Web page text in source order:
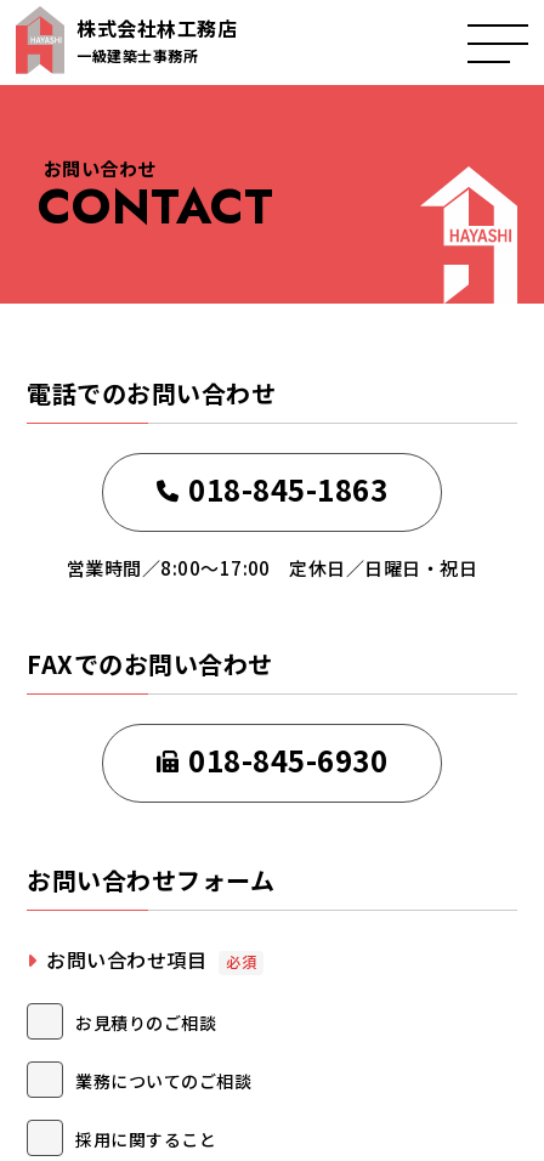
株式会社林工務店
一級建築士事務所
事業紹介
採用情報
お問い合わせ
個人情報保護方針
株式会社林工務店
秋田県秋田市土崎港南一丁目14番37号
お問い合わせ
CONTACT
電話でのお問い合わせ
018-845-1863
営業時間／8:00～17:00 定休日／日曜日・祝日
FAXでのお問い合わせ
018-845-6930
お問い合わせフォーム
お問い合わせ項目 必須
お見積りのご相談
業務についてのご相談
採用に関すること